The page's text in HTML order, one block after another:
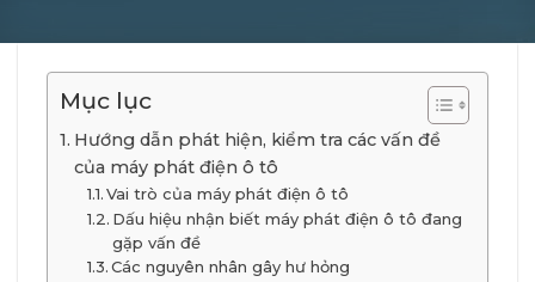
Mục lục
Hướng dẫn phát hiện, kiểm tra các vấn đề
của máy phát điện ô tô
Vai trò của máy phát điện ô tô
Dấu hiệu nhận biết máy phát điện ô tô đang
gặp vấn đề
Các nguyên nhân gây hư hỏng